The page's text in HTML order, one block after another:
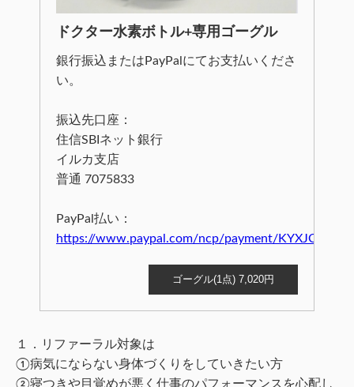
ドクター水素ボトル+専用ゴーグル
銀行振込またはPayPalにてお支払いくださ
い。
振込先口座：
住信SBIネット銀行
イルカ支店
普通 7075833
PayPal払い：
https://www.paypal.com/ncp/payment/
ゴーグル(1点) 7,020円
１．リファーラル対象は
①病気にならない身体づくりをしていきたい方
②寝つきや目覚めが悪く仕事のパフォーマンスを心配し